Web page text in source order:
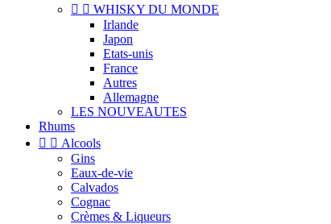
  WHISKY DU MONDE
Irlande
Japon
Etats-unis
France
Autres
Allemagne
LES NOUVEAUTES
Rhums
  Alcools
Gins
Eaux-de-vie
Calvados
Cognac
Crèmes & Liqueurs